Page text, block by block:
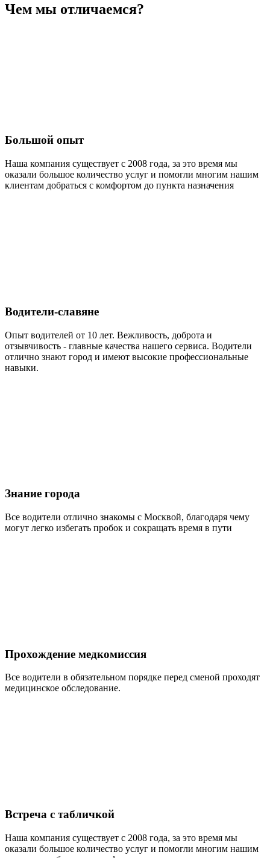
Чем мы отличаемся?
Большой опыт
Наша компания существует с 2008 года, за это время мы
оказали большое количество услуг и помогли многим нашим
клиентам добраться с комфортом до пункта назначения
Водители-славяне
Опыт водителей от 10 лет. Вежливость, доброта и
отзывчивость - главные качества нашего сервиса. Водители
отлично знают город и имеют высокие профессиональные
навыки.
Знание города
Все водители отлично знакомы с Москвой, благодаря чему
могут легко избегать пробок и сокращать время в пути
Прохождение медкомиссия
Все водители в обязательном порядке перед сменой проходят
медицинское обследование.
Встреча с табличкой
Наша компания существует с 2008 года, за это время мы
оказали большое количество услуг и помогли многим нашим